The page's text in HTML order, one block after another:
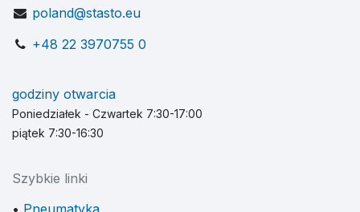
poland@stasto.eu
+48 22 3970755 0
godziny otwarcia
Poniedziałek - Czwartek 7:30-17:00
piątek 7:30-16:30
Szybkie linki
Pneumatyka